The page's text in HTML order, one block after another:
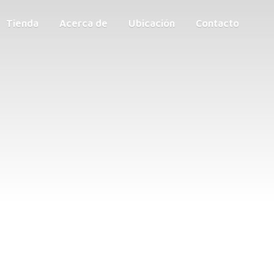
Tienda Acerca de Ubicación Contacto